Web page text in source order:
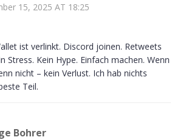
15, 2025 AT 18:25
ist verlinkt. Discord joinen. Retweets
Stress. Kein Hype. Einfach machen. Wenn
nicht – kein Verlust. Ich hab nichts
Teil.
Bohrer